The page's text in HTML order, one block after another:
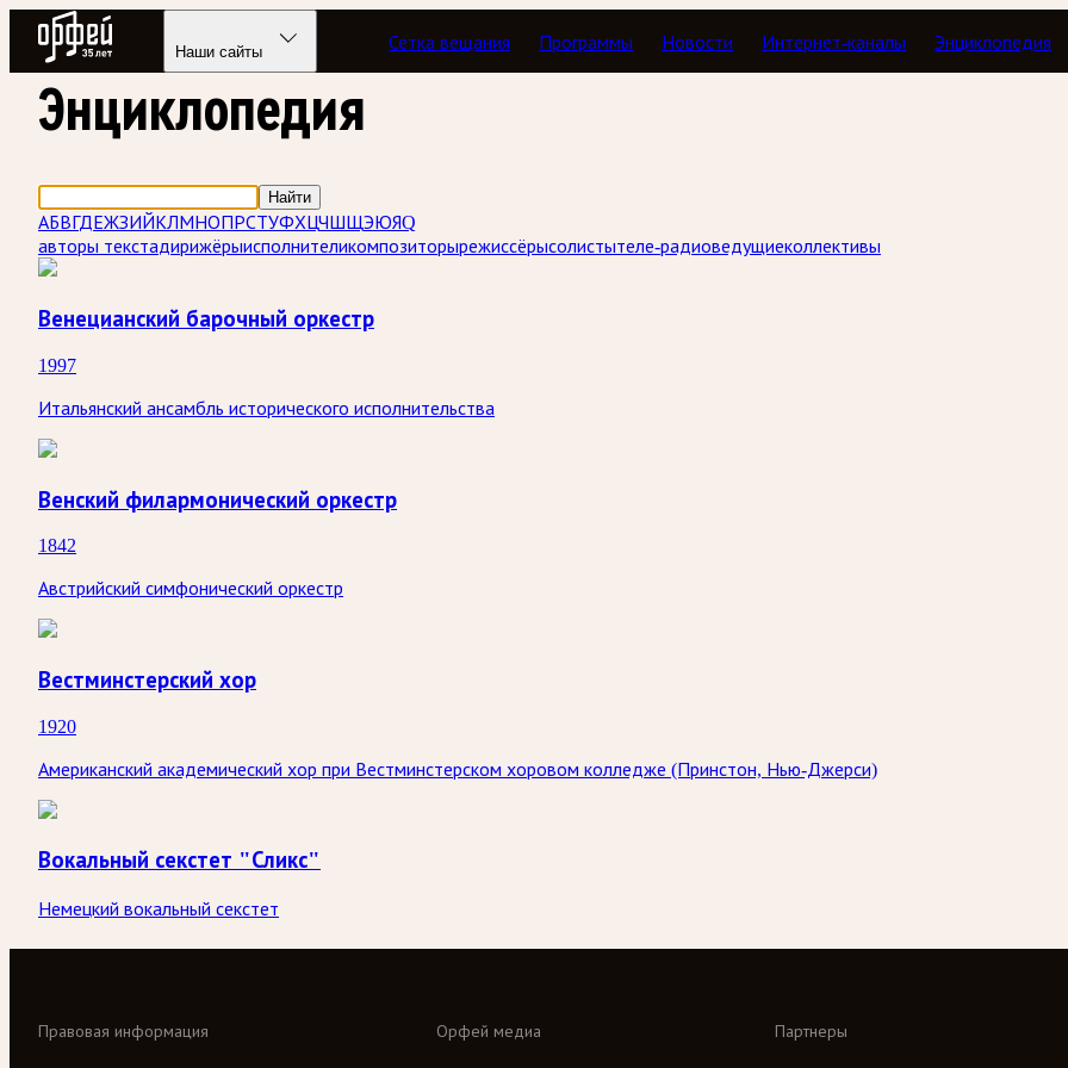
Радио Орфей
Наши сайты Сетка вещания Программы Новости Интернет-каналы Энциклопедия
Энциклопедия
Найти
АБВГДЕЖЗИЙКЛМНОПРСТУФХЦЧШЩЭЮЯQ
авторы текстадирижёрыисполнителикомпозиторырежиссёрысолистытеле-радиоведущиеколлективы
Венецианский барочный оркестр
1997
Итальянский ансамбль исторического исполнительства
Венский филармонический оркестр
1842
Австрийский симфонический оркестр
Вестминстерский хор
1920
Американский академический хор при Вестминстерском хоровом колледже (Принстон, Нью-Джерси)
Вокальный секстет "Сликс"
Немецкий вокальный секстет
Орфей медиа Партнеры
Правовая информация